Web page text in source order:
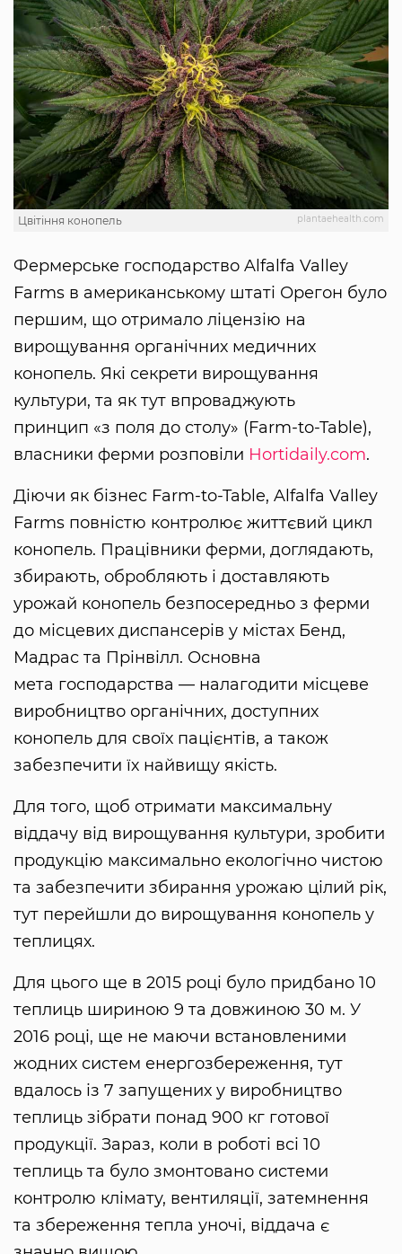
plantaehealth.com
Цвітіння конопель
Фермерське господарство Alfalfa Valley
Farms в американському штаті Орегон було
першим, що отримало ліцензію на
вирощування органічних медичних
конопель. Які секрети вирощування
культури, та як тут впроваджують
принцип «з поля до столу» (Farm-to-Table),
власники ферми розповіли Нortidaily.com.
Діючи як бізнес Farm-to-Table, Alfalfa Valley
Farms повністю контролює життєвий цикл
конопель. Працівники ферми, доглядають,
збирають, обробляють і доставляють
урожай конопель безпосередньо з ферми
до місцевих диспансерів у містах Бенд,
Мадрас та Прінвілл. Основна
мета господарства — налагодити місцеве
виробництво органічних, доступних
конопель для своїх пацієнтів, а також
забезпечити їх найвищу якість.
Для того, щоб отримати максимальну
віддачу від вирощування культури, зробити
продукцію максимально екологічно чистою
та забезпечити збирання урожаю цілий рік,
тут перейшли до вирощування конопель у
теплицях.
Для цього ще в 2015 році було придбано 10
теплиць шириною 9 та довжиною 30 м. У
2016 році, ще не маючи встановленими
жодних систем енергозбереження, тут
вдалось із 7 запущених у виробництво
теплиць зібрати понад 900 кг готової
продукції. Зараз, коли в роботі всі 10
теплиць та було змонтовано системи
контролю клімату, вентиляції, затемнення
та збереження тепла уночі, віддача є